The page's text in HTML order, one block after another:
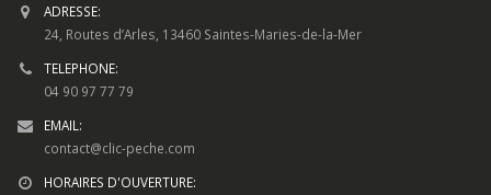
ADRESSE:
24, Routes d’Arles, 13460 Saintes-Maries-de-la-Mer
TELEPHONE:
04 90 97 77 79
EMAIL:
contact@clic-peche.com
HORAIRES D'OUVERTURE: